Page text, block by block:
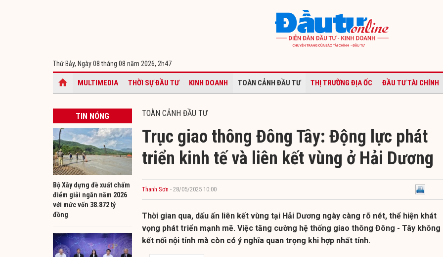
Thứ Bảy, Ngày 08 tháng 08 năm 2026, 2h47
MULTIMEDIA THỜI SỰ ĐẦU TƯ KINH DOANH TOÀN CẢNH ĐẦU TƯ THỊ TRƯỜNG ĐỊA ỐC ĐẦU TƯ TÀI CHÍNH
TIN NÓNG
Bộ Xây dựng đề xuất chấm
điểm giải ngân năm 2026
với mức vốn 38.872 tỷ
đồng
TOÀN CẢNH ĐẦU TƯ
Trục giao thông Đông Tây: Động lực phát
triển kinh tế và liên kết vùng ở Hải Dương
Thanh Sơn - 28/05/2025 10:00
Thời gian qua, dấu ấn liên kết vùng tại Hải Dương ngày càng rõ nét, thể hiện khát
vọng phát triển mạnh mẽ. Việc tăng cường hệ thống giao thông Đông - Tây không
kết nối nội tỉnh mà còn có ý nghĩa quan trọng khi hợp nhất tỉnh.